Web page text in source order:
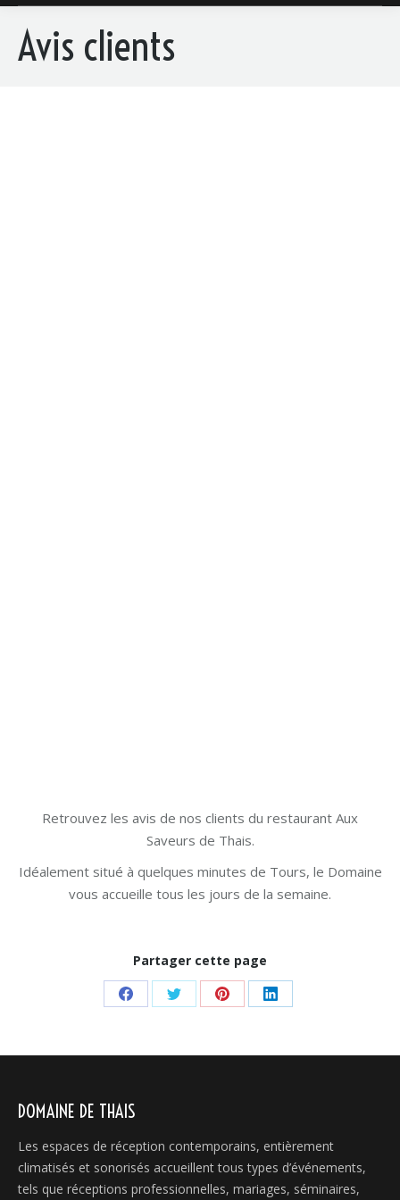
Avis clients
Retrouvez les avis de nos clients du restaurant Aux
Saveurs de Thais.
Idéalement situé à quelques minutes de Tours, le Domaine
vous accueille tous les jours de la semaine.
Partager cette page
Share
Facebook
Share
Twitter
Share
Pinterest
Share
LinkedIn
DOMAINE DE THAIS
Les espaces de réception contemporains, entièrement
climatisés et sonorisés accueillent tous types d’événements,
tels que réceptions professionnelles, mariages, séminaires,